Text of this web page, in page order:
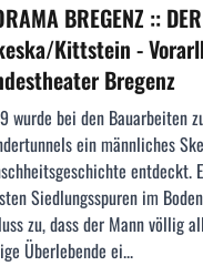
BREGENZ ::
Kittstein -
Bregenz
wurde bei den Bauarbeiten
ein männliches
entdeckt.
Siedlungsspuren im
zu, dass der Mann völlig
Überlebende ei...